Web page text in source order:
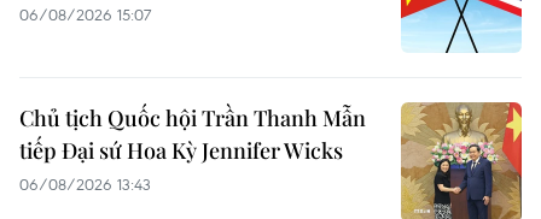
06/08/2026 15:07
Chủ tịch Quốc hội Trần Thanh Mẫn
tiếp Đại sứ Hoa Kỳ Jennifer Wicks
06/08/2026 13:43